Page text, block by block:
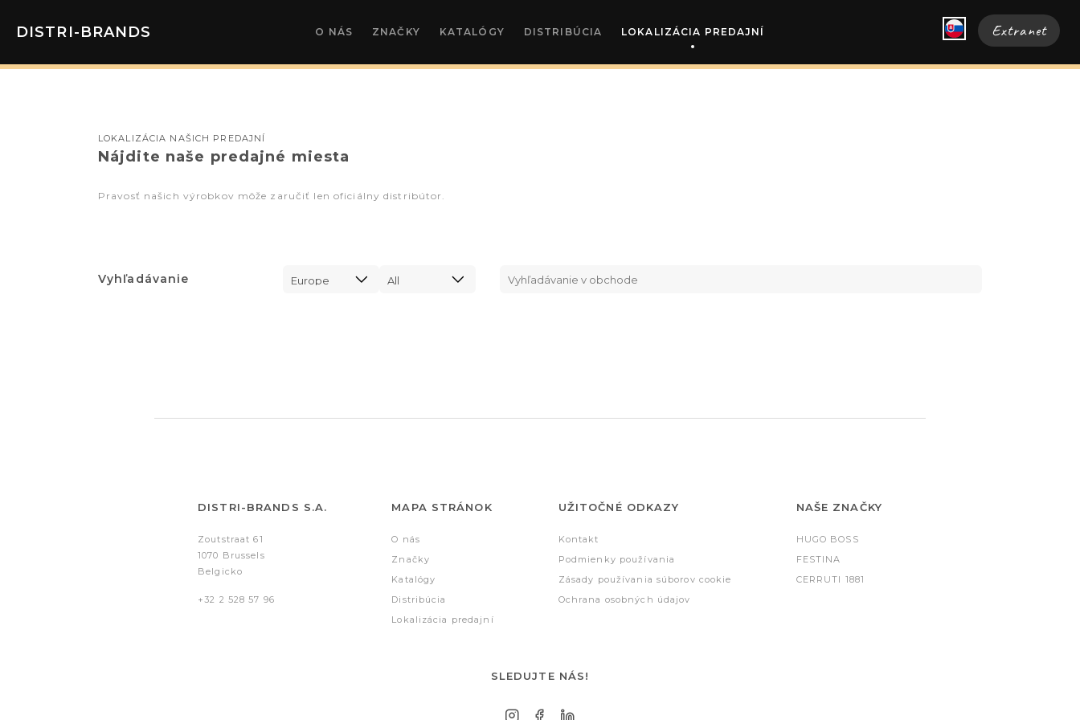
DISTRI-BRANDS O NÁS ZNAČKY KATALÓGY DISTRIBÚCIA LOKALIZÁCIA PREDAJNÍ Extranet
LOKALIZÁCIA NAŠICH PREDAJNÍ
Nájdite naše predajné miesta
Pravosť našich výrobkov môže zaručiť len oficiálny distribútor.
Vyhľadávanie
DISTRI-BRANDS S.A.
Zoutstraat 61
1070 Brussels
Belgicko
+32 2 528 57 96
MAPA STRÁNOK
O nás
Značky
Katalógy
Distribúcia
Lokalizácia predajní
UŽITOČNÉ ODKAZY
Kontakt
Podmienky používania
Zásady používania súborov cookie
Ochrana osobných údajov
NAŠE ZNAČKY
HUGO BOSS
FESTINA
CERRUTI 1881
SLEDUJTE NÁS!